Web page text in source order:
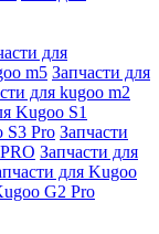
для
m5 Запчасти для
для kugoo m2
Kugoo S1
S3 Pro Запчасти
Запчасти для
для Kugoo
G2 Pro